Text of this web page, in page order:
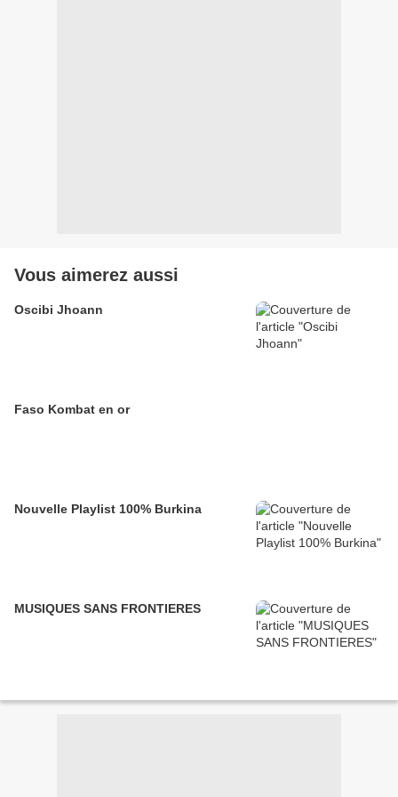
Vous aimerez aussi
Oscibi Jhoann
Faso Kombat en or
Nouvelle Playlist 100% Burkina
MUSIQUES SANS FRONTIERES